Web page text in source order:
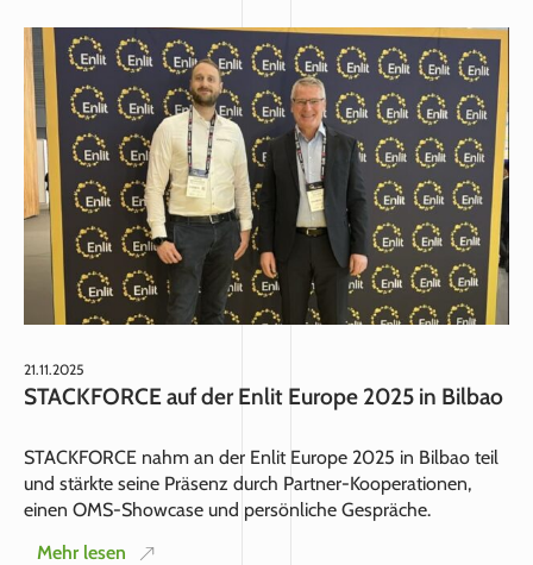
21.11.2025
STACKFORCE auf der Enlit Europe 2025 in Bilbao
STACKFORCE nahm an der Enlit Europe 2025 in Bilbao teil
und stärkte seine Präsenz durch Partner‑Kooperationen,
einen OMS‑Showcase und persönliche Gespräche.
Mehr lesen